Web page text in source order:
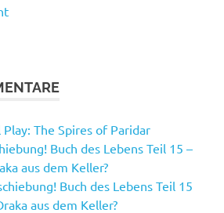
The Spires of Paridar
Buch des Lebens Teil 15 –
aus dem Keller?
Buch des Lebens Teil 15
aus dem Keller?